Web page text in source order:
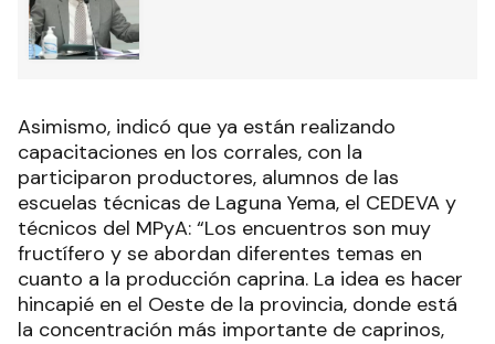
Asimismo, indicó que ya están realizando
capacitaciones en los corrales, con la
participaron productores, alumnos de las
escuelas técnicas de Laguna Yema, el CEDEVA y
técnicos del MPyA: “Los encuentros son muy
fructífero y se abordan diferentes temas en
cuanto a la producción caprina. La idea es hacer
hincapié en el Oeste de la provincia, donde está
la concentración más importante de caprinos,